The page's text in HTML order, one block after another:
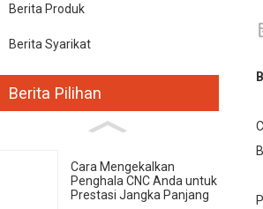
Berita Produk
Berita Syarikat
Berita Pilihan
Cara Mengekalkan
Penghala CNC Anda untuk
Prestasi Jangka Panjang